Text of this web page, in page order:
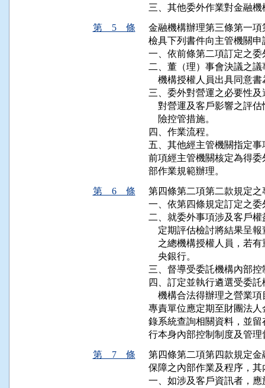
三、其他委外作業對金融
第 5 條
金融機構辦理第三條第一
檢具下列書件向主管機關申
一、依前條第二項訂定之
二、董（理）事會決議之
機構授權人員出具同意
三、委外對營運之必要性
對營運及客戶影響之評
    險控管措施。
四、作業流程。
五、其他經主管機關指定事
前項經主管機關核定為得
部作業規範辦理。
第 6 條
第四條第二項第二款規定
一、依第四條規定訂定之
二、就委外事項涉及客戶
定期評估檢討將結果呈
之總機構授權人員，若
    央銀行。
三、督導受委託機構內部
四、訂定並執行遴選受委
機構合法得辦理之營業
專責單位應定期至財團法
錄系統查詢相關資料，並
行本身內部控制制度及管
第 7 條
第四條第二項第四款規定
保障之內部作業及程序，其
一、如涉及客戶資訊者，